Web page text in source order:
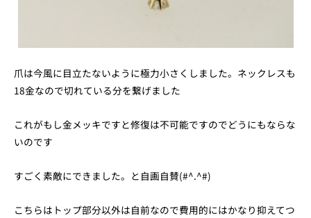
爪は今風に目立たないように極力小さくしました。ネックレスも
18金なので切れている分を繋げました
これがもし金メッキですと修復は不可能ですのでどうにもならな
いのです
すごく素敵にできました。と自画自賛(#^.^#)
こちらはトップ部分以外は自前なので費用的にはかなり抑えてつ